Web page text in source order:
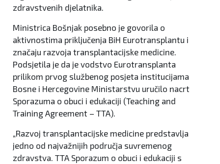
zdravstvenih djelatnika.
Ministrica Bošnjak posebno je govorila o
aktivnostima priključenja BiH Eurotransplantu i
značaju razvoja transplantacijske medicine.
Podsjetila je da je vodstvo Eurotransplanta
prilikom prvog službenog posjeta institucijama
Bosne i Hercegovine Ministarstvu uručilo nacrt
Sporazuma o obuci i edukaciji (Teaching and
Training Agreement – TTA).
„Razvoj transplantacijske medicine predstavlja
jedno od najvažnijih područja suvremenog
zdravstva. TTA Sporazum o obuci i edukaciji s